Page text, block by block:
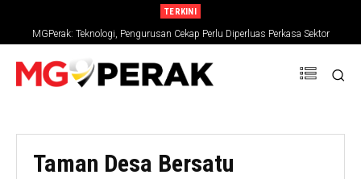
TERKINI
MGPerak: Teknologi, Pengurusan Cekap Perlu Diperluas Perkasa Sektor
Pertanian
Taman Desa Bersatu